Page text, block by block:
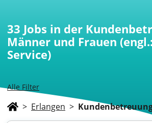
Alle Filter
33 Jobs in der
Männer und Frauen
Service)
> Erlangen >